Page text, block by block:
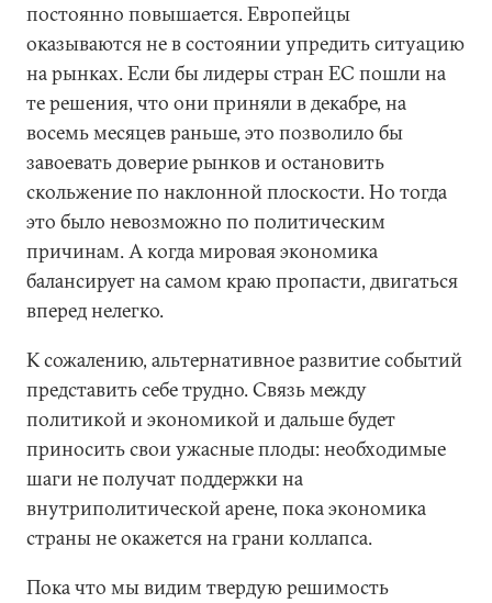
постоянно повышается. Европейцы
оказываются не в состоянии упредить ситуацию
на рынках. Если бы лидеры стран ЕС пошли на
те решения, что они приняли в декабре, на
восемь месяцев раньше, это позволило бы
завоевать доверие рынков и остановить
скольжение по наклонной плоскости. Но тогда
это было невозможно по политическим
причинам. А когда мировая экономика
балансирует на самом краю пропасти, двигаться
вперед нелегко.
К сожалению, альтернативное развитие событий
представить себе трудно. Связь между
политикой и экономикой и дальше будет
приносить свои ужасные плоды: необходимые
шаги не получат поддержки на
внутриполитической арене, пока экономика
страны не окажется на грани коллапса.
Пока что мы видим твердую решимость